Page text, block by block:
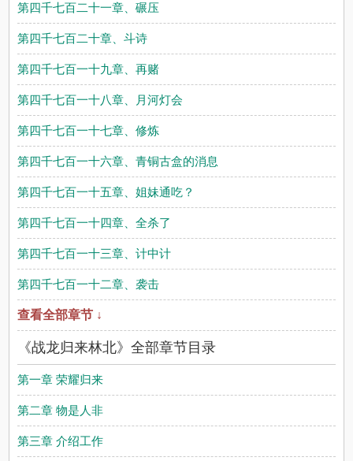
第四千七百二十一章、碾压
第四千七百二十章、斗诗
第四千七百一十九章、再赌
第四千七百一十八章、月河灯会
第四千七百一十七章、修炼
第四千七百一十六章、青铜古盒的消息
第四千七百一十五章、姐妹通吃？
第四千七百一十四章、全杀了
第四千七百一十三章、计中计
第四千七百一十二章、袭击
查看全部章节 ↓
《战龙归来林北》全部章节目录
第一章 荣耀归来
第二章 物是人非
第三章 介绍工作